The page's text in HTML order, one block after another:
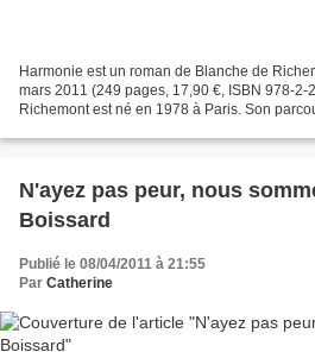
Harmonie est un roman de Blanche de
mars 2011 (249 pages, 17,90 €, ISBN 978-
Richemont est né en 1978 à Paris. Son
N'ayez pas peur, nous
Boissard
Publié le 08/04/2011 à 21:55
Par Catherine